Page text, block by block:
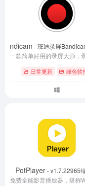
- 班迪录屏
日常更新 绿色软
PotPlayer- v1.7.22965